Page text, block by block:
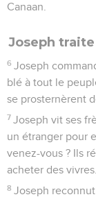
Canaan.
Joseph
6 Joseph
blé à tout le
se prosternèrent
7 Joseph vit ses
un étranger pour
venez-vous ? Ils
acheter des vivres.
8 Joseph